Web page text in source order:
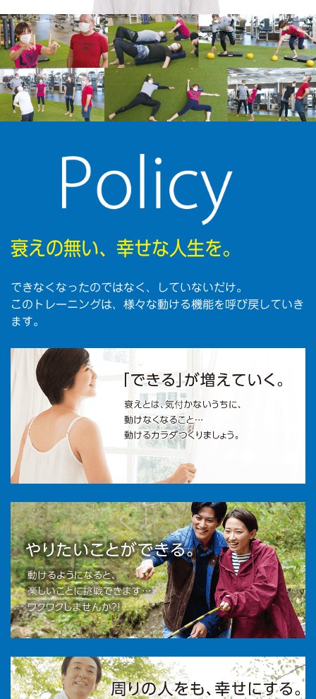
衰えの無い、幸せな人生を。
できなくなったのではなく、していないだけ。
このトレーニングは、様々な動ける機能を呼び戻していき
ます。